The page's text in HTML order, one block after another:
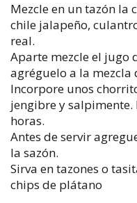
Mezcle en un tazón la
chile jalapeño,
real.
Aparte mezcle el jugo
agréguelo a la mezcla
Incorpore unos
jengibre y salpimente.
horas.
Antes de servir
la sazón.
Sirva en tazones o
chips de plátano